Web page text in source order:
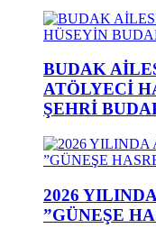
BUDAK
ATÖLYECİ
ŞEHRİ
2026
”GÜNEŞE